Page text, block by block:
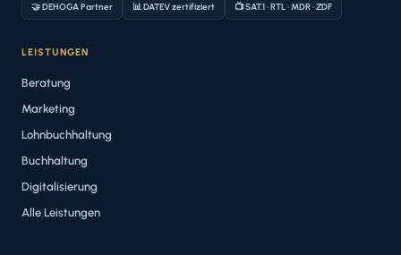
🤝 DEHOGA Partner 📊 DATEV zertifiziert 📺 SAT.1 · RTL · MDR · ZDF
LEISTUNGEN
Beratung
Marketing
Lohnbuchhaltung
Buchhaltung
Digitalisierung
Alle Leistungen